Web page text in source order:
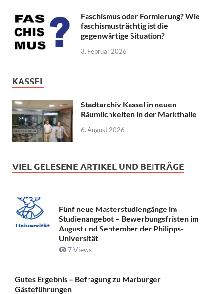
Faschismus oder Formierung? Wie
faschismusträchtig ist die
gegenwärtige Situation?
3. Februar 2026
KASSEL
Stadtarchiv Kassel in neuen
Räumlichkeiten in der Markthalle
6. August 2026
VIEL GELESENE ARTIKEL UND BEITRÄGE
Fünf neue Masterstudiengänge im
Studienangebot – Bewerbungsfristen im
August und September der Philipps-
Universität
7 Views
Gutes Ergebnis – Befragung zu Marburger
Gästeführungen